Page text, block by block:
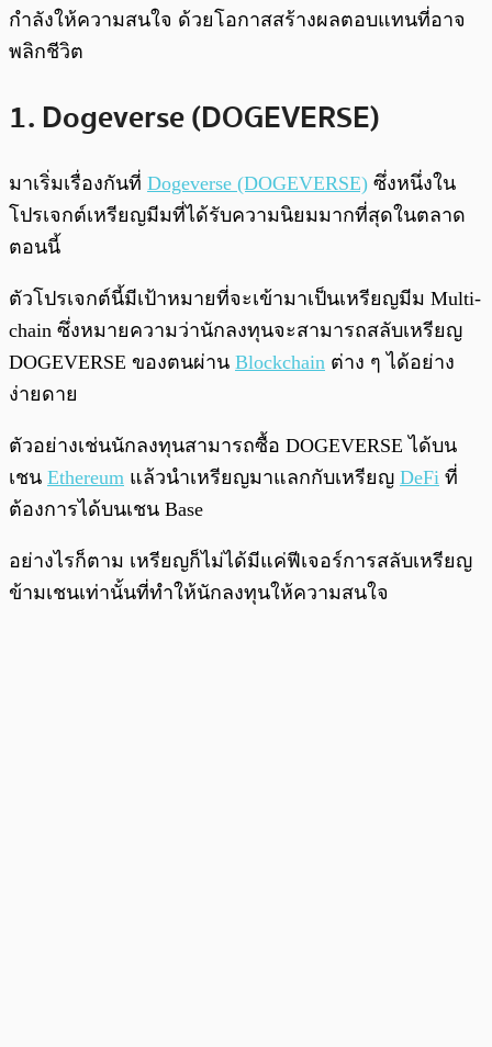
กำลังให้ความสนใจ ด้วยโอกาสสร้างผลตอบแทนที่อาจ
พลิกชีวิต
1. Dogeverse (DOGEVERSE)
มาเริ่มเรื่องกันที่ Dogeverse (DOGEVERSE) ซึ่งหนึ่งใน
โปรเจกต์เหรียญมีมที่ได้รับความนิยมมากที่สุดในตลาด
ตอนนี้
ตัวโปรเจกต์นี้มีเป้าหมายที่จะเข้ามาเป็นเหรียญมีม Multi-
chain ซึ่งหมายความว่านักลงทุนจะสามารถสลับเหรียญ
DOGEVERSE ของตนผ่าน Blockchain ต่าง ๆ ได้อย่าง
ง่ายดาย
ตัวอย่างเช่นนักลงทุนสามารถซื้อ DOGEVERSE ได้บน
เชน Ethereum แล้วนำเหรียญมาแลกกับเหรียญ DeFi ที่
ต้องการได้บนเชน Base
อย่างไรก็ตาม เหรียญก็ไม่ได้มีแค่ฟีเจอร์การสลับเหรียญ
ข้ามเชนเท่านั้นที่ทำให้นักลงทุนให้ความสนใจ